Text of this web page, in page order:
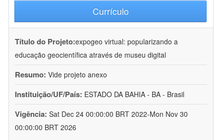
Currículo
Título do Projeto:expogeo virtual: popularizando a
educação geocientífica através de museu digital
Resumo: Vide projeto anexo
Instituição/UF/País: ESTADO DA BAHIA - BA - Brasil
Vigência: Sat Dec 24 00:00:00 BRT 2022-Mon Nov 30
00:00:00 BRT 2026